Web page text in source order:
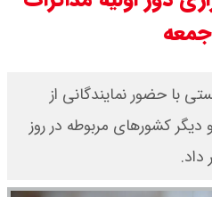
جمعه
با حضور نمایندگانی از
دیگر کشورهای مربوطه در روز
داد.